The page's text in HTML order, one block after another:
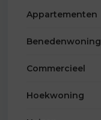
Appartementen
Benedenwoning
Commercieel
Hoekwoning